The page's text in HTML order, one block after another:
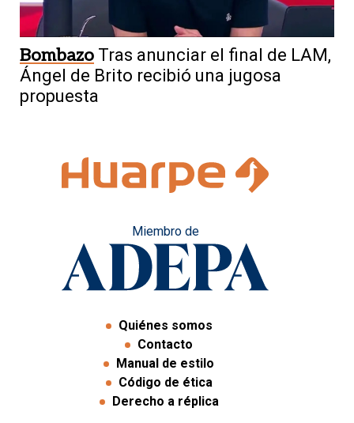
Bombazo Tras anunciar el final de LAM,
Ángel de Brito recibió una jugosa
propuesta
Miembro de
Quiénes somos
Contacto
Manual de estilo
Código de ética
Derecho a réplica